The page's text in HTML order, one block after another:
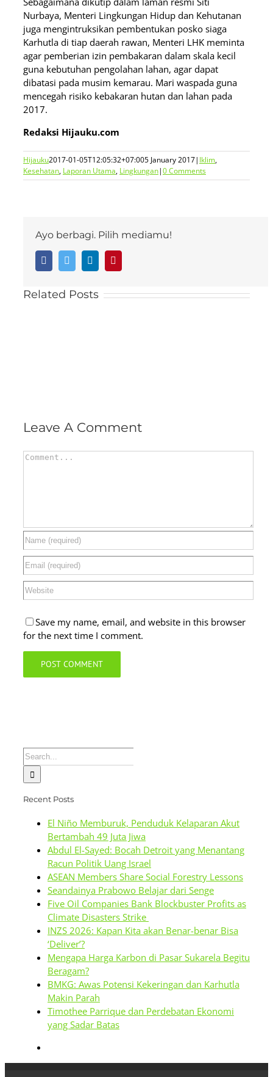
Nurbaya, Menteri Lingkungan Hidup dan Kehutanan
juga mengintruksikan pembentukan posko siaga
Karhutla di tiap daerah rawan, Menteri LHK meminta
agar pemberian izin pembakaran dalam skala kecil
guna kebutuhan pengolahan lahan, agar dapat
dibatasi pada musim kemarau. Mari waspada guna
mencegah risiko kebakaran hutan dan lahan pada
2017.
Redaksi Hijauku.com
Hijauku2017-01-05T12:05:32+07:005 January 2017| Iklim,
Kesehatan, Laporan Utama, Lingkungan|0 Comments
Ayo berbagi. Pilih mediamu!
FacebookTwitter LinkedIn
Related Posts
Leave A Comment
Comment
Save my name, email, and website in this browser
for the next time I comment.
Search
for:
Recent Posts
El Niño Memburuk, Penduduk Kelaparan Akut
Bertambah 49 Juta Jiwa
Abdul El-Sayed: Bocah Detroit yang Menantang
Racun Politik Uang Israel
ASEAN Members Share Social Forestry Lessons
Seandainya Prabowo Belajar dari Senge
Five Oil Companies Bank Blockbuster Profits as
Climate Disasters Strike
INZS 2026: Kapan Kita akan Benar-benar Bisa
‘Deliver’?
Mengapa Harga Karbon di Pasar Sukarela Begitu
Beragam?
BMKG: Awas Potensi Kekeringan dan Karhutla
Makin Parah
Timothee Parrique dan Perdebatan Ekonomi
yang Sadar Batas